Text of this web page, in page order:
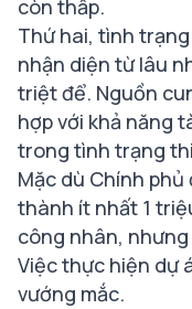
còn thấp.
Thứ hai, tình
nhận diện từ lâu
triệt để. Nguồn
hợp với khả năng
trong tình trạng
Mặc dù Chính
thành ít nhất 1
công nhân,
Việc thực hiện dự
vướng mắc.